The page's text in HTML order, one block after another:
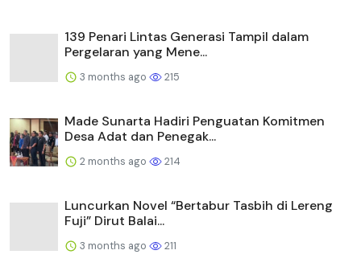
139 Penari Lintas Generasi Tampil dalam
Pergelaran yang Mene...
3 months ago 215
Made Sunarta Hadiri Penguatan Komitmen
Desa Adat dan Penegak...
2 months ago 214
Luncurkan Novel “Bertabur Tasbih di Lereng
Fuji” Dirut Balai...
3 months ago 211